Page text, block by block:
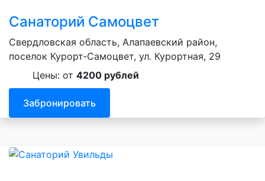
Санаторий Самоцвет
Свердловская область, Алапаевский район,
поселок Курорт‑Самоцвет, ул. Курортная, 29
Цены: от 4200 рублей
Забронировать